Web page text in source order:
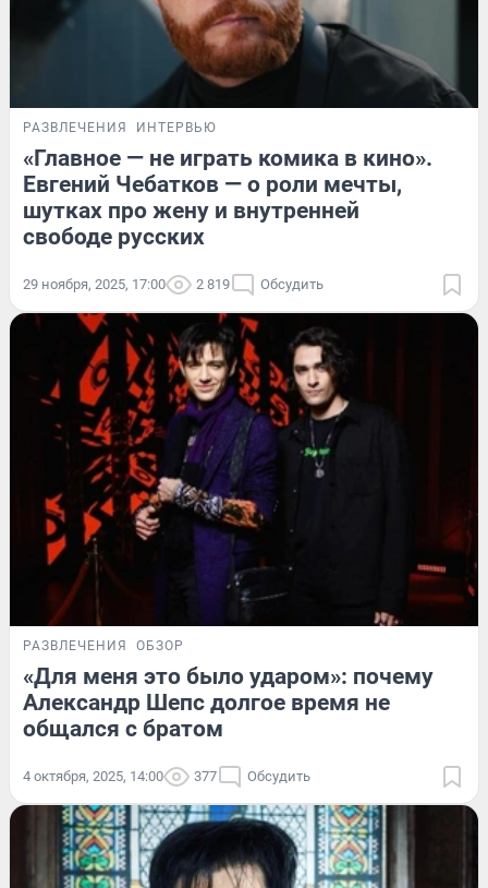
РАЗВЛЕЧЕНИЯ ИНТЕРВЬЮ
«Главное — не играть комика в кино».
Евгений Чебатков — о роли мечты,
шутках про жену и внутренней
свободе русских
29 ноября, 2025, 17:00 2 819 Обсудить
РАЗВЛЕЧЕНИЯ ОБЗОР
«Для меня это было ударом»: почему
Александр Шепс долгое время не
общался с братом
4 октября, 2025, 14:00 377 Обсудить